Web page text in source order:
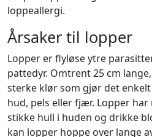
loppeallergi.
Årsaker til lopper
Lopper er flyløse ytre
pattedyr. Omtrent 25 cm
sterke klør som gjør det
hud, pels eller fjær. Lopper
stikke hull i huden og drikke
kan lopper hoppe over lange